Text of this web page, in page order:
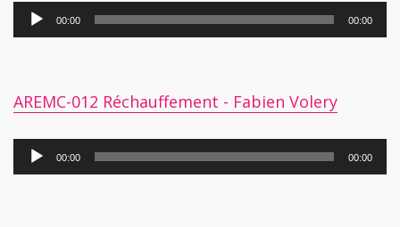
Lecteur
audio
00:00 00:00
AREMC-012 Réchauffement - Fabien Volery
Lecteur
audio
00:00 00:00